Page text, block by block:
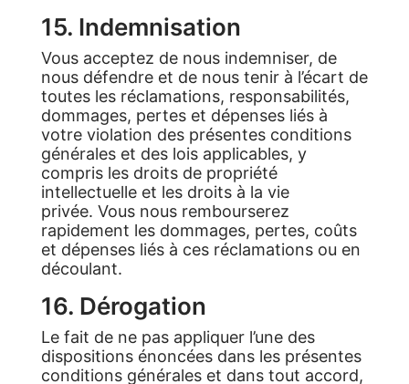
15. Indemnisation
Vous acceptez de nous indemniser, de
nous défendre et de nous tenir à l’écart de
toutes les réclamations, responsabilités,
dommages, pertes et dépenses liés à
votre violation des présentes conditions
générales et des lois applicables, y
compris les droits de propriété
intellectuelle et les droits à la vie
privée. Vous nous rembourserez
rapidement les dommages, pertes, coûts
et dépenses liés à ces réclamations ou en
découlant.
16. Dérogation
Le fait de ne pas appliquer l’une des
dispositions énoncées dans les présentes
conditions générales et dans tout accord,